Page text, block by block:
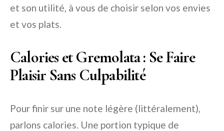
et son utilité, à vous de choisir selon vos envies
et vos plats.
Calories et Gremolata : Se Faire
Plaisir Sans Culpabilité
Pour finir sur une note légère (littéralement),
parlons calories. Une portion typique de